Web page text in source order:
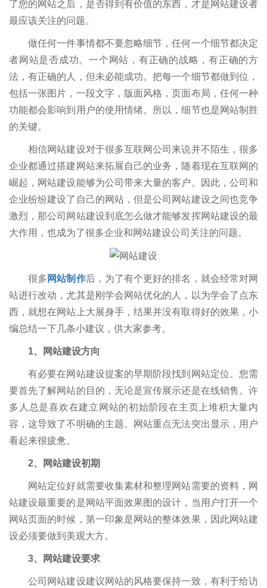
了您的网站之后，是否得到有价值的东西，才是网站建设者
最应该关注的问题。
做任何一件事情都不要忽略细节，任何一个细节都决定
者网站是否成功。一个网站，有正确的战略，有正确的方
法，有正确的人，但未必能成功。把每一个细节都做到位，
包括一张图片，一段文字，版面风格，页面布局，任何一种
功能都会影响到用户的使用情绪。所以，细节也是网站制胜
的关键。
相信网站建设对于很多互联网公司来说并不陌生，很多
企业都通过搭建网站来拓展自己的业务，随着现在互联网的
崛起，网站建设能够为公司带来大量的客户。因此，公司和
企业纷纷建设了自己的网站，但是公司网站建设之间也竞争
激烈，那公司网站建设到底怎么做才能够发挥网站建设的最
大作用，也成为了很多企业和网站建设公司关注的问题。
很多 网站制作后，为了有个更好的排名，就会经常对网
站进行改动，尤其是刚学会网站优化的人，以为学会了点东
西，就想在网站上大展身手，结果并没有取得好的效果，小
编总结一下几条小建议，供大家参考。
1、网站建设方向
有必要在网站建设提案的早期阶段找到网站定位。您需
要首先了解网站的目的，无论是宣传展示还是在线销售。许
多人总是喜欢在建立网站的初始阶段在主页上堆积大量内
容，这导致了不明确的主题。网站重点无法突出显示，用户
看起来很疲惫。
2、网站建设初期
网站定位好就需要收集素材和整理网站需要的资料，网
站建设最重要的是网站平面效果图的设计，当用户打开一个
网站页面的时候，第一印象是网站的整体效果，因此网站建
设必须要做到美观大方。
3、网站建设要求
公司网站建设建议网站的风格要保持一致，有利于给访